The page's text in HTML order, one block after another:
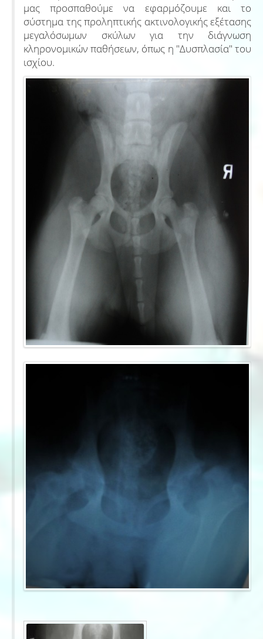
μας προσπαθούμε να εφαρμόζουμε και το
σύστημα της προληπτικής ακτινολογικής εξέτασης
μεγαλόσωμων σκύλων για την διάγνωση
κληρονομικών παθήσεων, όπως η "Δυσπλασία" του
ισχίου.